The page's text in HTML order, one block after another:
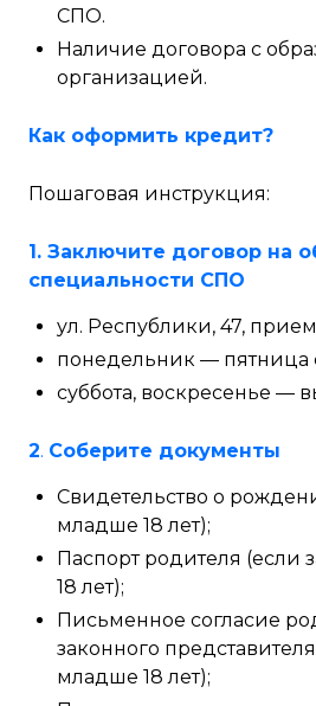
СПО.
Наличие договора с
организацией.
Как оформить кредит?
Пошаговая инструкция:
1. Заключите договор на
специальности СПО
ул. Республики, 47,
понедельник — пятница
суббота, воскресенье —
2. Соберите документы
Свидетельство о
младше 18 лет);
Паспорт родителя
18 лет);
Письменное согласие
законного
младше 18 лет);